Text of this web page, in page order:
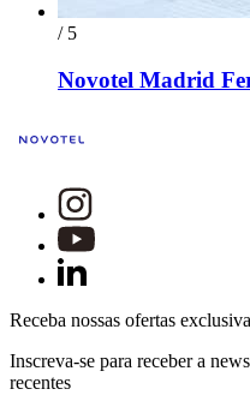
/ 5
Novotel Madrid
Receba nossas ofertas
Inscreva-se para receber a
recentes